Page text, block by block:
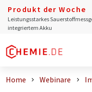
Produkt der Woche
Leistungsstarkes
integriertem Akku
Home Webinare